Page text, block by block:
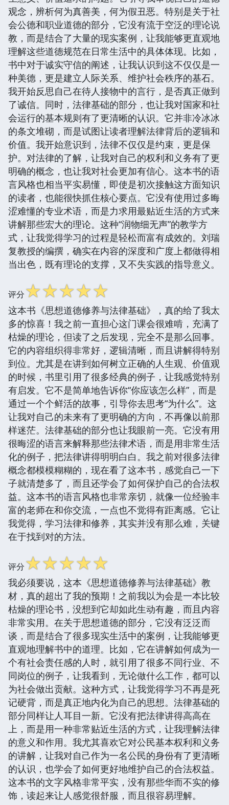
观念，辨析何为真善美，何为假丑恶。特别是关于社
会公德和职业道德的部分，它没有流于空泛的理论说
教，而是结合了大量的现实案例，让我能够更直观地
理解这些道德规范在日常生活中的具体体现。比如，
书中对于诚实守信的阐述，让我认识到这不仅仅是一
种美德，更是建立人际关系、维护社会秩序的基石。
我开始反思自己在待人接物中的言行，是否真正做到
了诚信。同时，法律基础的部分，也让我对国家和社
会运行的基本规则有了更清晰的认识。它并非冷冰冰
的条文堆砌，而是试图让读者理解法律背后的逻辑和
价值。我开始意识到，法律不仅仅是约束，更是保
护。对法律的了解，让我对自己的权利和义务有了更
明确的概念，也让我对社会更加有信心。这本书的语
言风格也相当平实易懂，即使是初次接触这方面知识
的读者，也能很快抓住核心要点。它没有使用过多晦
涩难懂的专业术语，而是力求用最贴近生活的方式来
讲解那些宏大的理论。这种“润物细无声”的教学方
式，让我觉得学习的过程是轻松而富有成效的。刘瑞
复教授的编撰，确实在内容的深度和广度上都做得相
当出色，既有理论的支撑，又不失实践的指导意义。
评分☆☆☆☆☆
这本书《思想道德修养与法律基础》，真的给了我太
多的惊喜！我之前一直担心这门课会很难啃，充满了
枯燥的理论，但读了之后发现，完全不是那么回事。
它的内容组织得非常好，逻辑清晰，而且讲解得特别
到位。尤其是在讲到如何树立正确的人生观、价值观
的时候，书里引用了很多经典的例子，让我感觉特别
有启发。它不是简单地告诉你“你应该怎么样”，而是
通过一个个鲜活的故事，引导你去思考“为什么”。这
让我对自己的未来有了更明确的方向，不再像以前那
样迷茫。法律基础的部分也让我眼前一亮。它没有用
很晦涩的语言来解释那些法律术语，而是用非常生活
化的例子，把法律讲得明明白白。我之前对很多法律
概念都模模糊糊的，现在看了这本书，感觉自己一下
子就清楚多了，而且还学会了如何保护自己的合法权
益。这本书的语言风格也非常亲切，就像一位经验丰
富的老师在和你交流，一点也不觉得有距离感。它让
我觉得，学习法律和修养，其实并没有那么难，关键
在于找到对的方法。
评分☆☆☆☆☆
我必须要说，这本《思想道德修养与法律基础》教
材，真的超出了我的预期！之前我以为会是一本比较
枯燥的理论书，没想到它却如此生动有趣，而且内容
非常实用。在关于思想道德的部分，它没有泛泛而
谈，而是结合了很多现实生活中的案例，让我能够更
直观地理解书中的道理。比如，它在讲解如何成为一
个有社会责任感的人时，就引用了很多不同行业、不
同岗位的例子，让我看到，无论做什么工作，都可以
为社会做出贡献。这种方式，让我觉得学习不再是死
记硬背，而是真正地内化为自己的思想。法律基础的
部分同样让人耳目一新。它没有把法律讲得高高在
上，而是用一种非常贴近生活的方式，让我理解法律
的意义和作用。我尤其喜欢它对公民基本权利和义务
的讲解，让我对自己作为一名公民的身份有了更清晰
的认识，也学会了如何更好地维护自己的合法权益。
这本书的文字风格非常平实，没有那些华而不实的修
饰，读起来让人感觉很舒服，而且很容易理解。